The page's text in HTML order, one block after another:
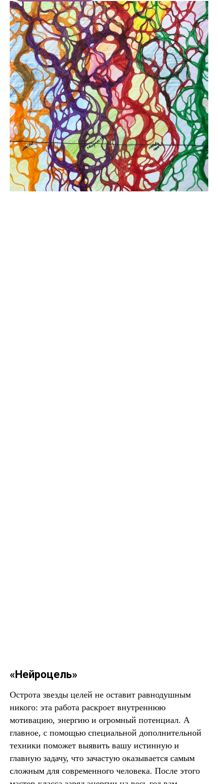
«Нейроцель»
Острота звезды целей не оставит равнодушным
никого: эта работа раскроет внутреннюю
мотивацию, энергию и огромный потенциал. А
главное, с помощью специальной дополнительной
техники поможет выявить вашу истинную и
главную задачу, что зачастую оказывается самым
сложным для современного человека. После этого